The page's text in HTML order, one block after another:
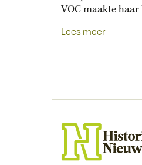
VOC maakte haar
seksuele identiteit
website en
nieuwsbrieven.
abonnement af...
Lees meer